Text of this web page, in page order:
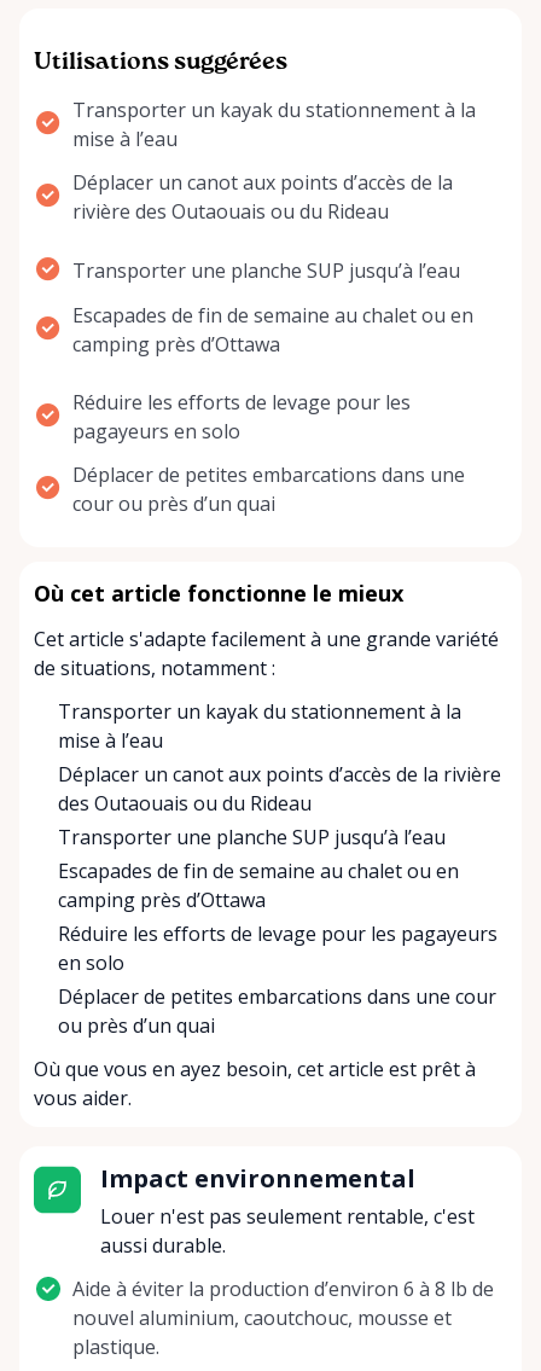
Utilisations suggérées
Transporter un kayak du stationnement à la
mise à l’eau
Déplacer un canot aux points d’accès de la
rivière des Outaouais ou du Rideau
Transporter une planche SUP jusqu’à l’eau
Escapades de fin de semaine au chalet ou en
camping près d’Ottawa
Réduire les efforts de levage pour les
pagayeurs en solo
Déplacer de petites embarcations dans une
cour ou près d’un quai
Où cet article fonctionne le mieux
Cet article s'adapte facilement à une grande variété
de situations, notamment :
Transporter un kayak du stationnement à la
mise à l’eau
Déplacer un canot aux points d’accès de la rivière
des Outaouais ou du Rideau
Transporter une planche SUP jusqu’à l’eau
Escapades de fin de semaine au chalet ou en
camping près d’Ottawa
Réduire les efforts de levage pour les pagayeurs
en solo
Déplacer de petites embarcations dans une cour
ou près d’un quai
Où que vous en ayez besoin, cet article est prêt à
vous aider.
Impact environnemental
Louer n'est pas seulement rentable, c'est
aussi durable.
Aide à éviter la production d’environ 6 à 8 lb de
nouvel aluminium, caoutchouc, mousse et
plastique.